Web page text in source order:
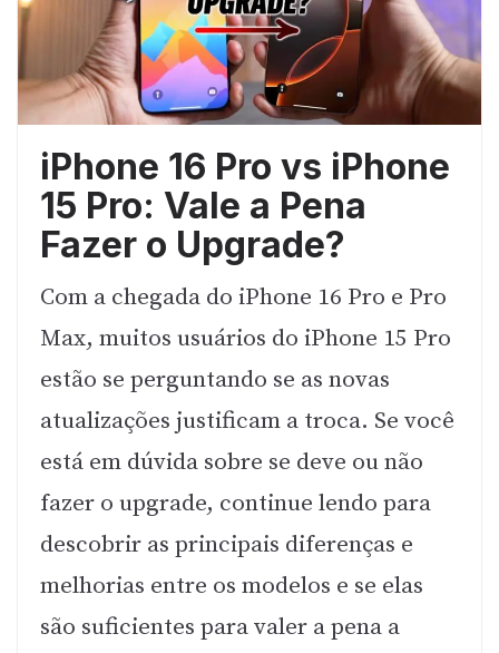
iPhone 16 Pro vs iPhone
15 Pro: Vale a Pena
Fazer o Upgrade?
Com a chegada do iPhone 16 Pro e Pro
Max, muitos usuários do iPhone 15 Pro
estão se perguntando se as novas
atualizações justificam a troca. Se você
está em dúvida sobre se deve ou não
fazer o upgrade, continue lendo para
descobrir as principais diferenças e
melhorias entre os modelos e se elas
são suficientes para valer a pena a